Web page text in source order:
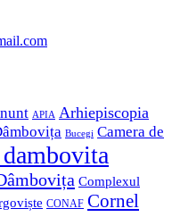
Opens
APIA Arhiepiscopia
Bucegi Camera de
Complexul
CONAF Cornel